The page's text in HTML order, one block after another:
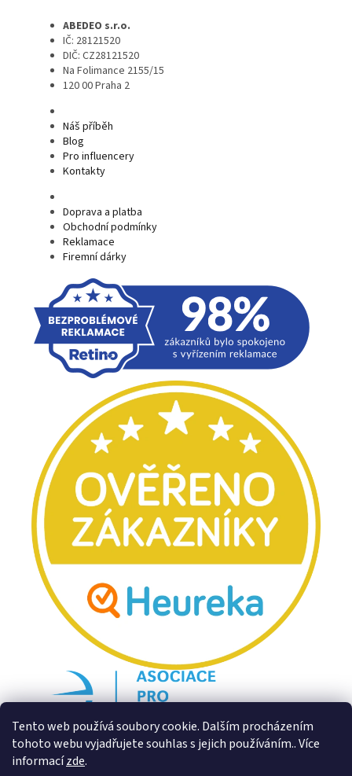
Tento web používá soubory cookie. Dalším procházením
tohoto webu vyjadřujete souhlas s jejich používáním.. Více
informacízde.
ABEDEO s.r.o.
IČ: 28121520
DIČ: CZ28121520
Na Folimance 2155/15
120 00 Praha 2
Náš příběh
Blog
Pro influencery
Kontakty
Doprava a platba
Obchodní podmínky
Reklamace
Firemní dárky